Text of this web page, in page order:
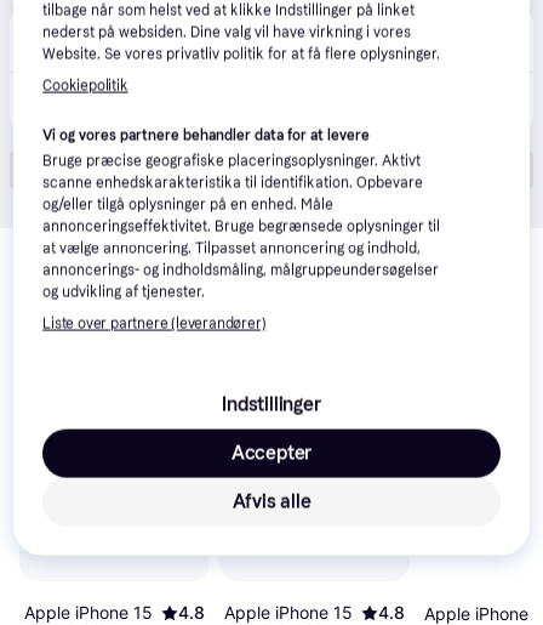
Ultrashop
39 kr. fragt,1-2 dage
Vis alle (16)
Relaterede produkter
Se vores forslag til andre produkter, der matcher dine
Apple iPhone 15
4.8
Apple iPhone 15
4.8
Apple iPhone
tilbage når som helst ved at klikke Indstillinger på linket
nederst på websiden. Dine valg vil have virkning i vores
Website. Se vores privatliv politik for at få flere oplysninger.
Cookiepolitik
Vi og vores partnere behandler data for at levere
Bruge præcise geografiske placeringsoplysninger. Aktivt
scanne enhedskarakteristika til identifikation. Opbevare
og/eller tilgå oplysninger på en enhed. Måle
annonceringseffektivitet. Bruge begrænsede oplysninger til
at vælge annoncering. Tilpasset annoncering og indhold,
annoncerings- og indholdsmåling, målgruppeundersøgelser
og udvikling af tjenester.
Liste over partnere (leverandører)
Indstillinger
Afvis alle
Accepter